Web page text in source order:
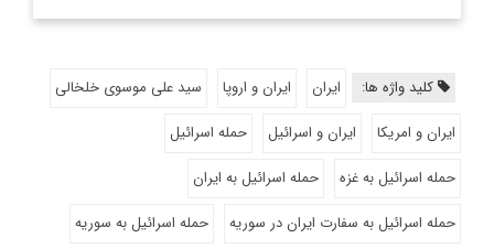
کلید واژه ها: ایران ایران و اروپا
سید علی موسوی خلخالی
ایران و امریکا
ایران و اسرائیل
حمله اسرائیل
حمله اسرائیل به غزه
حمله اسرائیل به ایران
حمله اسرائیل به سفارت ایران در سوریه
حمله اسرائیل به سوریه